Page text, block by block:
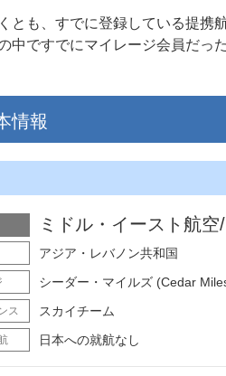
とも、すでに登録している提携
中ですでにマイレージ会員だ
情報
ミドル・イースト航
アジア・レバノン共和国
シーダー・マイルズ (Cedar
ス スカイチーム
日本への就航なし